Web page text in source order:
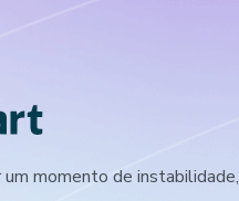
momento de instabilidade,